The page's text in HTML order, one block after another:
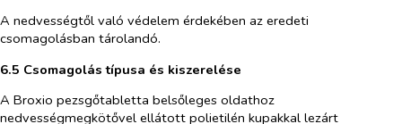
A nedvességtől való védelem érdekében az eredeti
csomagolásban tárolandó.
6.5 Csomagolás típusa és kiszerelése
A Broxio pezsgőtabletta belsőleges oldathoz
nedvességmegkötővel ellátott polietilén kupakkal lezárt